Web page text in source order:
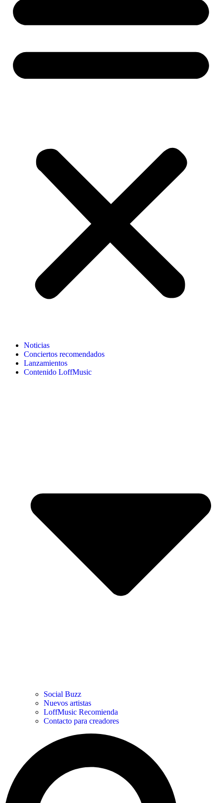
Noticias
Conciertos recomendados
Lanzamientos
Contenido LoffMusic
Social Buzz
Nuevos artistas
LoffMusic Recomienda
Contacto para creadores